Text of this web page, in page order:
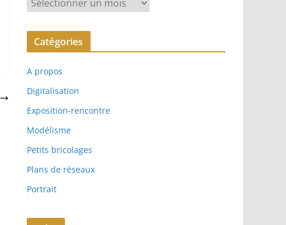
r
c
v
e
s
Catégories
A propos
Digitalisation
Exposition-rencontre
Modélisme
Petits bricolages
Plans de réseaux
Portrait